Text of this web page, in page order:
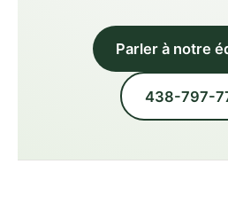
Parler à notre
438-797-